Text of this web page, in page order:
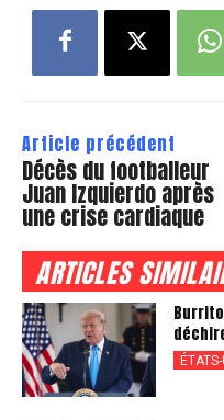
Article précédent
Décès du footballeur
Juan Izquierdo après
une crise cardiaque
ARTICLES